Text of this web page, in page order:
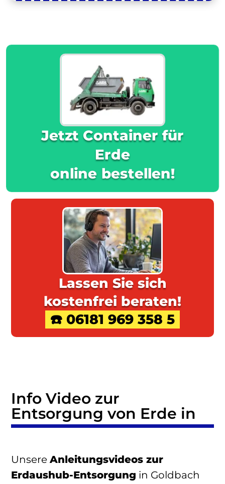
Jetzt Container für
Erde
online bestellen!
Lassen Sie sich
kostenfrei beraten!
☎️ 06181 969 358 5
Info Video zur
Entsorgung von Erde in
Unsere Anleitungsvideos zur
Erdaushub-Entsorgung in Goldbach